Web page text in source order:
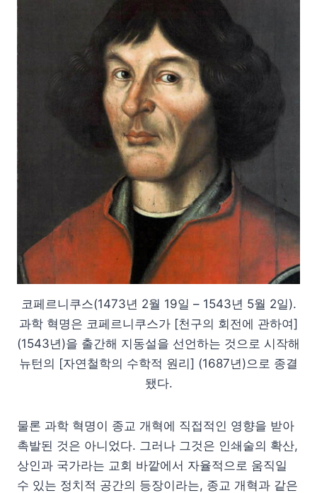
코페르니쿠스(1473년 2월 19일 – 1543년 5월 2일).
과학 혁명은 코페르니쿠스가 [천구의 회전에 관하여]
(1543년)을 출간해 지동설을 선언하는 것으로 시작해
뉴턴의 [자연철학의 수학적 원리] (1687년)으로 종결
됐다.
물론 과학 혁명이 종교 개혁에 직접적인 영향을 받아
촉발된 것은 아니었다. 그러나 그것은 인쇄술의 확산,
상인과 국가라는 교회 바깥에서 자율적으로 움직일
수 있는 정치적 공간의 등장이라는, 종교 개혁과 같은